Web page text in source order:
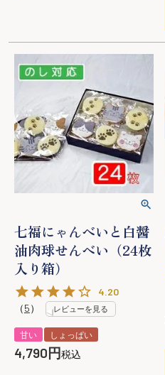
七福にゃんべいと白醤
油肉球せんべい（24枚
入り箱）
4.20
（5） レビューを見る
甘い しょっぱい
4,790 税込